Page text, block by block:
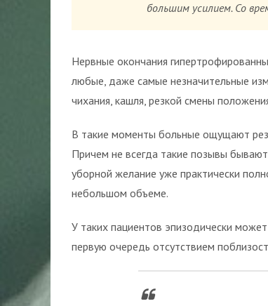
большим усилием. Со
Нервные окончания
любые, даже самые незначительные
чихания, кашля, резкой смены
В такие моменты больные ощущают
Причем не всегда такие позывы
уборной желание уже практически
небольшом объеме.
У таких пациентов эпизодически
первую очередь отсутствием